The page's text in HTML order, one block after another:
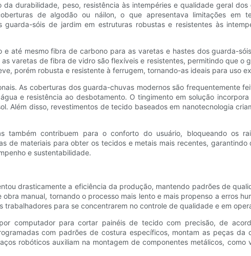
durabilidade, peso, resistência às intempéries e qualidade geral
de algodão ou náilon, o que apresentava limitações em
sóis de jardim em estruturas robustas e resistentes às
até mesmo fibra de carbono para as varetas e hastes dos guarda-
varetas de fibra de vidro são flexíveis e resistentes, permitindo que o
porém robusta e resistente à ferrugem, tornando-as ideais para uso
As coberturas dos guarda-chuvas modernos são frequentemente
e resistência ao desbotamento. O tingimento em solução
Além disso, revestimentos de tecido baseados em nanotecnologia
também contribuem para o conforto do usuário, bloqueando os
de materiais para obter os tecidos e metais mais recentes,
e sustentabilidade.
drasticamente a eficiência da produção, mantendo padrões de
manual, tornando o processo mais lento e mais propenso a erros
para se concentrarem no controle de qualidade e em
computador para cortar painéis de tecido com precisão, de
com padrões de costura específicos, montam as peças
robóticos auxiliam na montagem de componentes metálicos, como